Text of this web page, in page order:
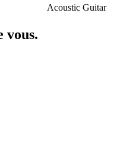
Acoustic Guitar
vous.